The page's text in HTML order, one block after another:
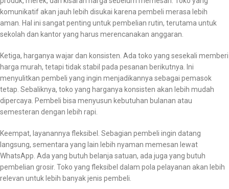
komunikatif akan jauh lebih disukai karena pembeli merasa lebih
aman. Hal ini sangat penting untuk pembelian rutin, terutama untuk
sekolah dan kantor yang harus merencanakan anggaran.
Ketiga, harganya wajar dan konsisten. Ada toko yang sesekali memberi
harga murah, tetapi tidak stabil pada pesanan berikutnya. Ini
menyulitkan pembeli yang ingin menjadikannya sebagai pemasok
tetap. Sebaliknya, toko yang harganya konsisten akan lebih mudah
dipercaya. Pembeli bisa menyusun kebutuhan bulanan atau
semesteran dengan lebih rapi.
Keempat, layanannya fleksibel. Sebagian pembeli ingin datang
langsung, sementara yang lain lebih nyaman memesan lewat
WhatsApp. Ada yang butuh belanja satuan, ada juga yang butuh
pembelian grosir. Toko yang fleksibel dalam pola pelayanan akan lebih
relevan untuk lebih banyak jenis pembeli.